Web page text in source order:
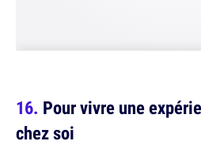
Pour vivre une
chez soi